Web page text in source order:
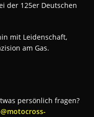
der 125er Deutschen
mit Leidenschaft,
am Gas.
persönlich fragen?